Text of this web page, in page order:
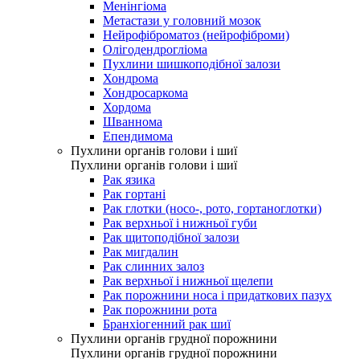
Менінгіома
Метастази у головний мозок
Нейрофіброматоз (нейрофіброми)
Олігодендрогліома
Пухлини шишкоподібної залози
Хондрома
Хондросаркома
Хордома
Шваннома
Епендимома
Пухлини органів голови і шиї
Пухлини органів голови і шиї
Рак язика
Рак гортані
Рак глотки (носо-, рото, гортаноглотки)
Рак верхньої і нижньої губи
Рак щитоподібної залози
Рак мигдалин
Рак слинних залоз
Рак верхньої і нижньої щелепи
Рак порожнини носа і придаткових пазух
Рак порожнини рота
Бранхіогенний рак шиї
Пухлини органів грудної порожнини
Пухлини органів грудної порожнини